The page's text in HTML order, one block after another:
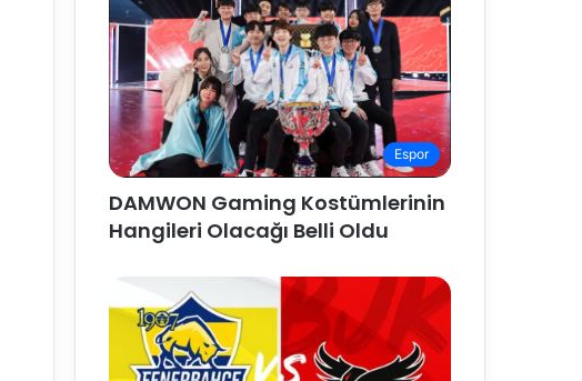
Espor
DAMWON Gaming Kostümlerinin
Hangileri Olacağı Belli Oldu